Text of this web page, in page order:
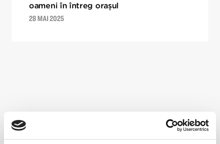
oameni în întreg orașul
28 MAI 2025